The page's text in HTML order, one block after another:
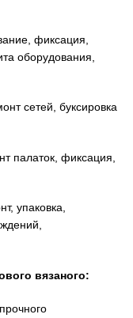
фиксация,
оборудования,
сетей, буксировка
палаток, фиксация,
упаковка,
вязаного: